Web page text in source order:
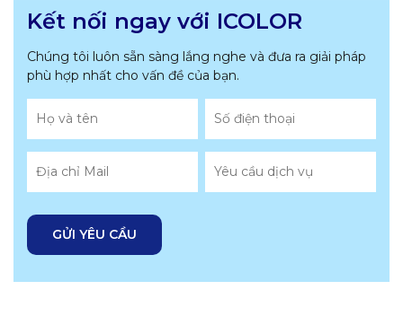
Kết nối ngay với ICOLOR
Chúng tôi luôn sẵn sàng lắng nghe và đưa ra giải pháp
phù hợp nhất cho vấn đề của bạn.